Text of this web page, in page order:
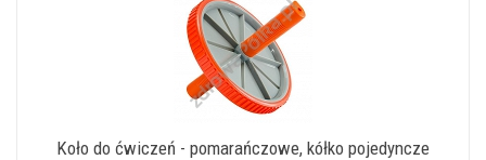
Koło do ćwiczeń - pomarańczowe, kółko pojedyncze